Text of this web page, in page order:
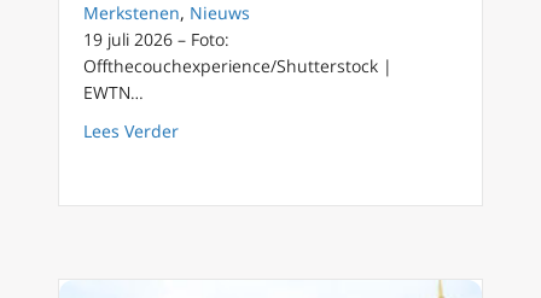
Merkstenen, Nieuws
19 juli 2026 – Foto:
Offthecouchexperience/Shutterstock |
EWTN…
Lees Verderabout Vakantie: een lege agenda en een